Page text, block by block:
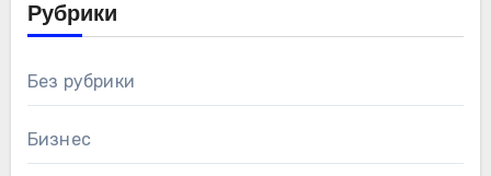
Рубрики
Без рубрики
Бизнес